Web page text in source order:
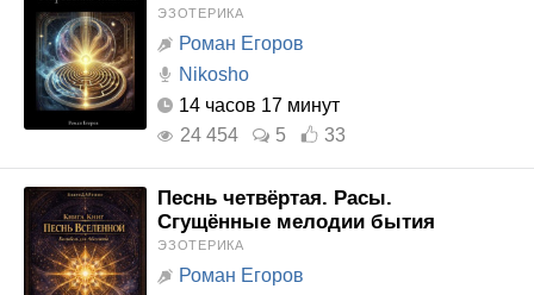
ЭЗОТЕРИКА
Роман Егоров
Nikosho
14 часов 17 минут
24 454
5 33
Песнь четвёртая. Расы.
Сгущённые мелодии бытия
ЭЗОТЕРИКА
Роман Егоров